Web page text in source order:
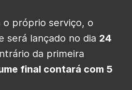
o próprio serviço, o
será lançado no dia 24
da primeira
final contará com 5